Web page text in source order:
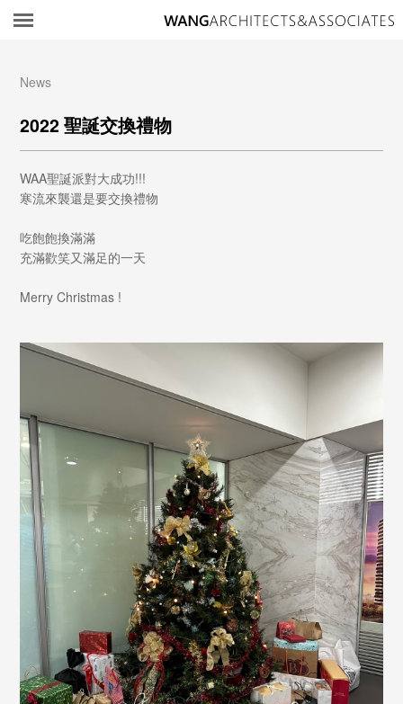
News
2022 聖誕交換禮物
WAA聖誕派對大成功!!!
寒流來襲還是要交換禮物
吃飽飽換滿滿
充滿歡笑又滿足的一天
Merry Christmas !